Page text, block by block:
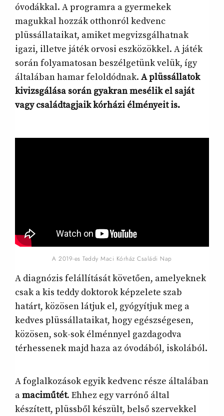
óvodákkal. A programra a gyermekek
magukkal hozzák otthonról kedvenc
plüssállataikat, amiket megvizsgálhatnak
igazi, illetve játék orvosi eszközökkel. A játék
során folyamatosan beszélgetünk velük, így
általában hamar feloldódnak. A plüssállatok
kivizsgálása során gyakran mesélik el saját
vagy családtagjaik kórházi élményeit is.
A 2019-es Teddy Maci Kórház Családi Nap
A diagnózis felállítását követően, amelyeknek
csak a kis teddy doktorok képzelete szab
határt, közösen látjuk el, gyógyítjuk meg a
kedves plüssállataikat, hogy egészségesen,
közösen, sok-sok élménnyel gazdagodva
térhessenek majd haza az óvodából, iskolából.
A foglalkozások egyik kedvenc része általában
amaciműtét. Ehhez egy varrónő által
készített, plüssből készült, belső szervekkel